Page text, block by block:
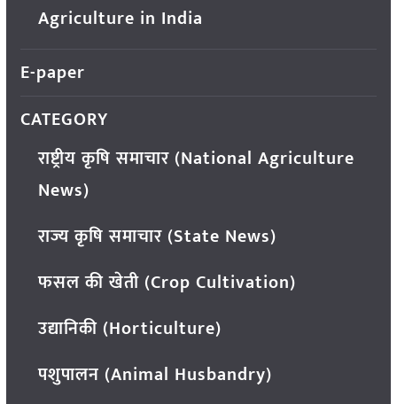
Agriculture in India
E-paper
CATEGORY
राष्ट्रीय कृषि समाचार (National Agriculture
News)
राज्य कृषि समाचार (State News)
फसल की खेती (Crop Cultivation)
उद्यानिकी (Horticulture)
पशुपालन (Animal Husbandry)